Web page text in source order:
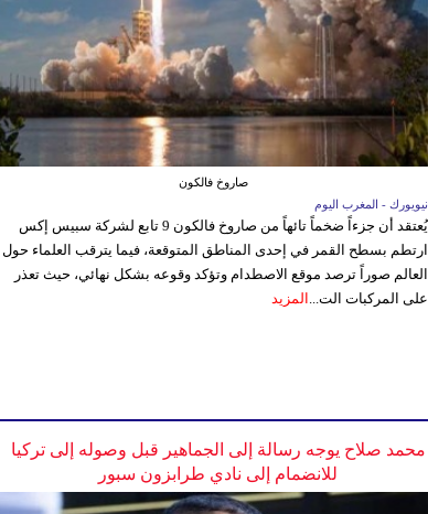
صاروخ فالكون
نيويورك - المغرب اليوم
يُعتقد أن جزءاً ضخماً تائهاً من صاروخ فالكون 9 تابع لشركة سبيس إكس
ارتطم بسطح القمر في إحدى المناطق المتوقعة، فيما يترقب العلماء حول
العالم صوراً ترصد موقع الاصطدام وتؤكد وقوعه بشكل نهائي، حيث تعذر
على المركبات الت...
المزيد
محمد صلاح يوجه رسالة إلى الجماهير قبل وصوله إلى تركيا
للانضمام إلى نادي طرابزون سبور